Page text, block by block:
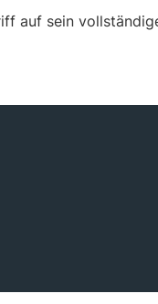
auf sein